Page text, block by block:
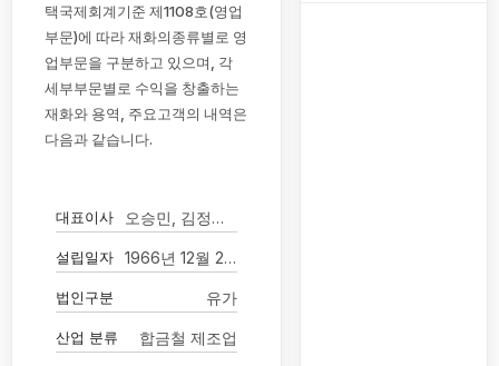
택국제회계기준 제1108호(영업
부문)에 따라 재화의종류별로 영
업부문을 구분하고 있으며, 각
세부부문별로 수익을 창출하는
재화와 용역, 주요고객의 내역은
다음과 같습니다.
대표이사 오승민, 김정곤(각자 대표이사)
설립일자 1966년 12월 27일
법인구분 유가
산업 분류 합금철 제조업